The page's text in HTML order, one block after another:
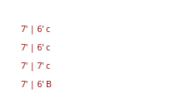
7'| 6' c
7'| 6' c
7'| 7' c
7'| 6' B